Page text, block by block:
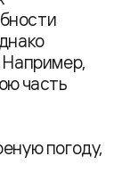
часть
погоду,